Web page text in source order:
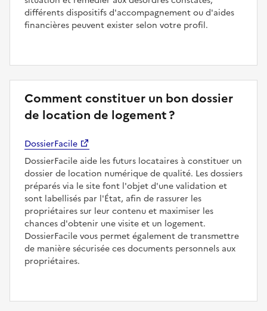
différents dispositifs d'accompagnement ou d'aides
financières peuvent exister selon votre profil.
Comment constituer un bon dossier
de location de logement ?
DossierFacile
DossierFacile aide les futurs locataires à constituer un
dossier de location numérique de qualité. Les dossiers
préparés via le site font l'objet d'une validation et
sont labellisés par l'État, afin de rassurer les
propriétaires sur leur contenu et maximiser les
chances d'obtenir une visite et un logement.
DossierFacile vous permet également de transmettre
de manière sécurisée ces documents personnels aux
propriétaires.